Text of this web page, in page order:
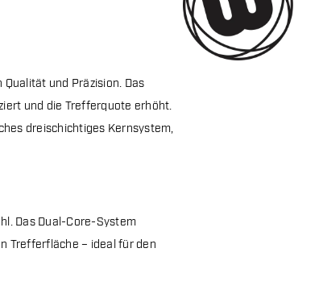
und Präzision. Das
und die Trefferquote erhöht.
dreischichtiges Kernsystem,
Das Dual-Core-System
Trefferfläche – ideal für den